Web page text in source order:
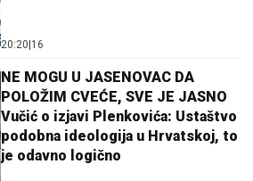
20:20 16
NE MOGU U JASENOVAC DA
POLOŽIM CVEĆE, SVE JE JASNO
Vučić o izjavi Plenkovića: Ustaštvo
podobna ideologija u Hrvatskoj, to
je odavno logično